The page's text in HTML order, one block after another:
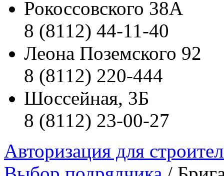
Рокоссовского 38А
8 (8112) 44-11-40
Леона Поземского 92
8 (8112) 220-444
Шоссейная, 3Б
8 (8112) 23-00-27
Авторизация для